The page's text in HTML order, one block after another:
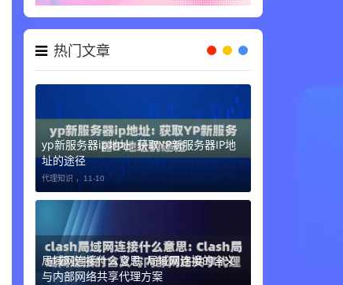
热门文章
yp新服务器ip地址: 获取YP新服务器IP地
址的途径
代理知识 ， 11-10
局域网连接什么意思: 局域网连接的含义
与内部网络共享代理方案